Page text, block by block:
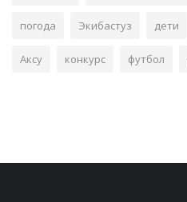
погода Экибастуз дети
Аксу конкурс футбол